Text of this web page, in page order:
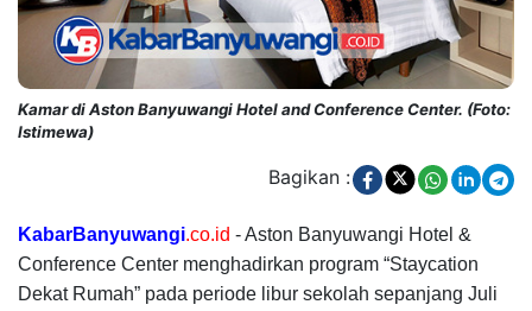
Kamar di Aston Banyuwangi Hotel and Conference Center. (Foto:
Istimewa)
Bagikan :
KabarBanyuwangi.co.id - Aston Banyuwangi Hotel &
Conference Center menghadirkan program “Staycation
Dekat Rumah” pada periode libur sekolah sepanjang Juli